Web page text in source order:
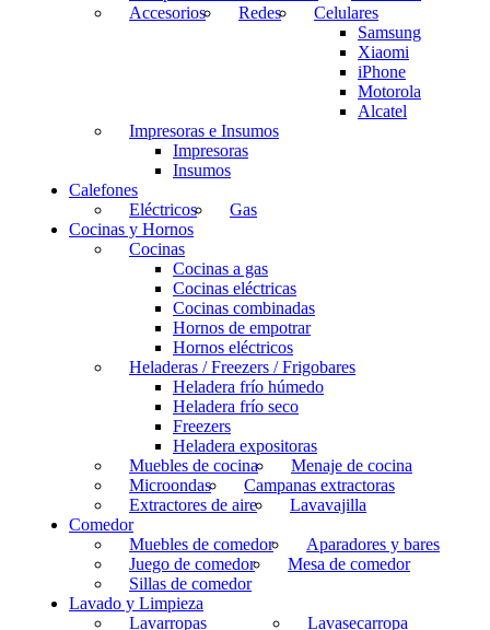
Accesorios
Redes
Celulares
Samsung
Xiaomi
iPhone
Motorola
Alcatel
Impresoras e Insumos
Impresoras
Insumos
Calefones
Eléctricos
Gas
Cocinas y Hornos
Cocinas
Cocinas a gas
Cocinas eléctricas
Cocinas combinadas
Hornos de empotrar
Hornos eléctricos
Heladeras / Freezers / Frigobares
Heladera frío húmedo
Heladera frío seco
Freezers
Heladera expositoras
Muebles de cocina
Menaje de cocina
Microondas
Campanas extractoras
Extractores de aire
Lavavajilla
Comedor
Muebles de comedor
Aparadores y bares
Juego de comedor
Mesa de comedor
Sillas de comedor
Lavado y Limpieza
Lavarropas
Lavasecarropa